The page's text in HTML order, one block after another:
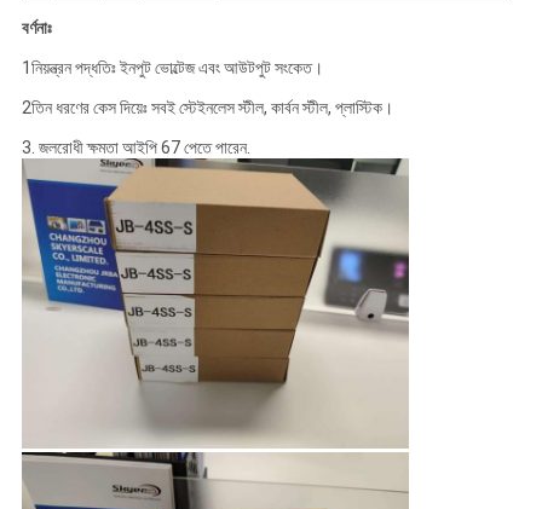
বর্ণনাঃ
1নিয়ন্ত্রন পদ্ধতিঃ ইনপুট ভোল্টেজ এবং আউটপুট সংকেত।
2তিন ধরণের কেস দিয়েঃ সবই স্টেইনলেস স্টীল, কার্বন স্টীল, প্লাস্টিক।
3. জলরোধী ক্ষমতা আইপি 67 পেতে পারেন.